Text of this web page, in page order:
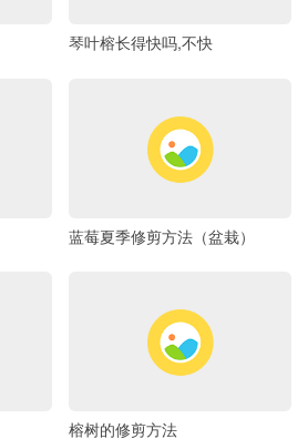
琴叶榕长得快吗,不快
蓝莓夏季修剪方法（盆栽）
榕树的修剪方法